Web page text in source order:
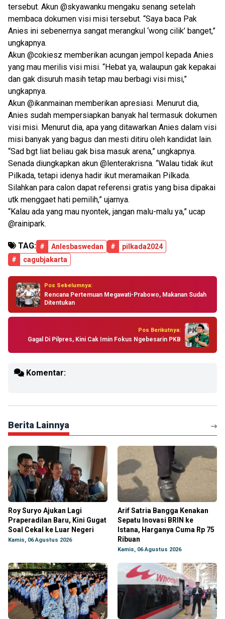
tersebut. Akun @skyawanku mengaku senang setelah
membaca dokumen visi misi tersebut. “Saya baca Pak
Anies ini sebenernya sangat merangkul ‘wong cilik’ banget,”
ungkapnya.
Akun @cokiesz memberikan acungan jempol kepada Anies
yang mau merilis visi misi. “Hebat ya, walaupun gak kepakai
dan gak disuruh masih tetap mau berbagi visi misi,”
ungkapnya.
Akun @ikanmainan memberikan apresiasi. Menurut dia,
Anies sudah mempersiapkan banyak hal termasuk dokumen
visi misi. Menurut dia, apa yang ditawarkan Anies dalam visi
misi banyak yang bagus dan mesti ditiru oleh kandidat lain.
“Sad bgt liat beliau gak bisa masuk arena,” ungkapnya.
Senada diungkapkan akun @lenterakrisna. “Walau tidak ikut
Pilkada, tetapi idenya hadir ikut meramaikan Pilkada.
Silahkan para calon dapat referensi gratis yang bisa dipakai
utk menggaet hati pemilih,” ujarnya.
“Kalau ada yang mau nyontek, jangan malu-malu ya,” ucap
@rainipark.
TAG: # AnIesbaswedan #
pilkada2024
#
cagubjakarta
Pos Sebelumnya:
Rencana Pertemuan Megawati-Prabowo, Makanan Sudah
Ditentukan
Pos Berikutnya:
Gagal Di Pilpres, Kini Cak Imin Fokus Ngebesarin PKB
Komentar:
Berita Lainnya
Roy Suryo Ajukan Lagi
Praperadilan Baru, Kini Gugat
Soal Cekal ke Luar Negeri
Kamis, 06 Agustus 2026
Arif Satria Bangga Kenakan
Sepatu Inovasi BRIN ke
Istana, Harganya Cuma Rp 75
Ribuan
Kamis, 06 Agustus 2026